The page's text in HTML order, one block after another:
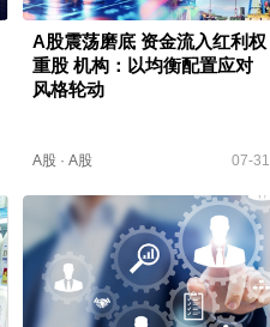
A股震荡磨底 资金流入红利权
重股 机构：以均衡配置应对
风格轮动
A股· A股 07-31